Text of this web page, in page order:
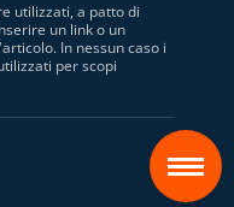
utilizzati, a patto di
un link o un
In nessun caso i
per scopi